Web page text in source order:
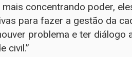
mais concentrando poder,
para fazer a gestão da
problema e ter
civil.”